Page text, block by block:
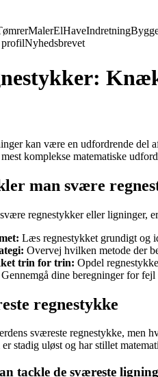
MalerElHaveIndretning
Nyhedsbrevet
kan være en udfordrende del
komplekse matematiske
man svære
regnestykker eller ligninger,
Læs regnestykket grundigt og
Overvej hvilken metode der
trin for trin: Opdel
Gennemgå dine beregninger for
regnestykke
sværeste regnestykke, men
stadig uløst og har stillet
tackle de sværeste